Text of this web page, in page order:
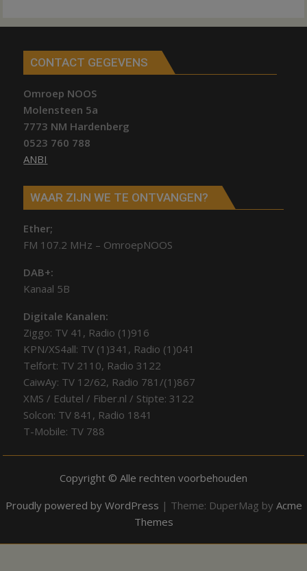
CONTACT GEGEVENS
Omroep NOOS
Molensteen 5a
7773 NM Hardenberg
0523 760 788
ANBI
WAAR ZIJN WE TE ONTVANGEN?
Ether;
FM 107.2 MHz – OmroepNOOS
DAB+:
Kanaal 5B
Digitale Kanalen:
Ziggo: TV 41, Radio (1)916
KPN/XS4all: TV (1)341, Radio (1)041
Telfort: TV 2110, Radio 3122
CaiwAy: TV 12/62, Radio 781/(1)867
XMS / Edutel / Fiber.nl / Stipte: 3122
Solcon: TV 841, Radio 1841
T-Mobile: TV 788
Copyright © Alle rechten voorbehouden
Proudly powered by WordPress | Theme: DuperMag by Acme
Themes